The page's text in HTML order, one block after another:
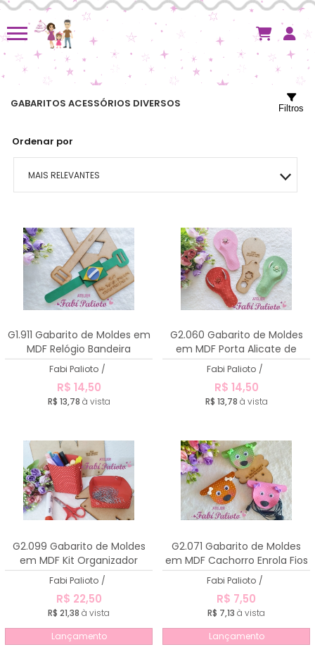
GABARITOS ACESSÓRIOS DIVERSOS
Ordenar por
MAIS RELEVANTES
MENOR PREÇO
MAIOR PREÇO
Filtros
G1.911 Gabarito de Moldes em
MDF Relógio Bandeira
Fabi Palioto /
R$ 14,50
R$ 13,78 à vista
G2.060 Gabarito de Moldes
em MDF Porta Alicate de
Unha
Fabi Palioto /
R$ 14,50
R$ 13,78 à vista
G2.099 Gabarito de Moldes
em MDF Kit Organizador
Fabi Palioto /
R$ 22,50
R$ 21,38 à vista
Lançamento
G2.071 Gabarito de Moldes
em MDF Cachorro Enrola Fios
Fabi Palioto /
R$ 7,50
R$ 7,13 à vista
Lançamento